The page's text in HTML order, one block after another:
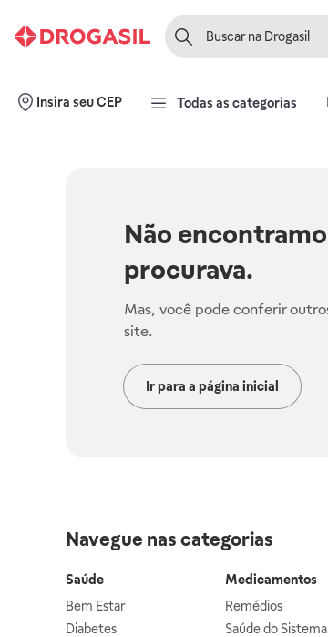
Insira seu CEP Todas as categorias
Não
procurava.
Mas, você pode conferir
site.
Ir para a página inicial
Navegue nas categorias
Saúde
Bem Estar
Diabetes
Medicamentos
Remédios
Saúde do Sistema